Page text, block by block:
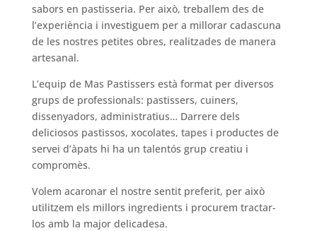
sabors en pastisseria. Per això, treballem des de
l’experiència i investiguem per a millorar cadascuna
de les nostres petites obres, realitzades de manera
artesanal.
L’equip de Mas Pastissers està format per diversos
grups de professionals: pastissers, cuiners,
dissenyadors, administratius… Darrere dels
deliciosos pastissos, xocolates, tapes i productes de
servei d’àpats hi ha un talentós grup creatiu i
compromès.
Volem acaronar el nostre sentit preferit, per això
utilitzem els millors ingredients i procurem tractar-
los amb la major delicadesa.